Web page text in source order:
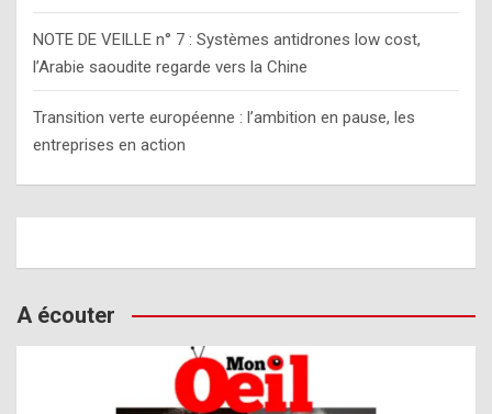
NOTE DE VEILLE n° 7 : Systèmes antidrones low cost,
l’Arabie saoudite regarde vers la Chine
Transition verte européenne : l’ambition en pause, les
entreprises en action
A écouter